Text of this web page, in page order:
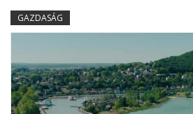
GAZDASÁG